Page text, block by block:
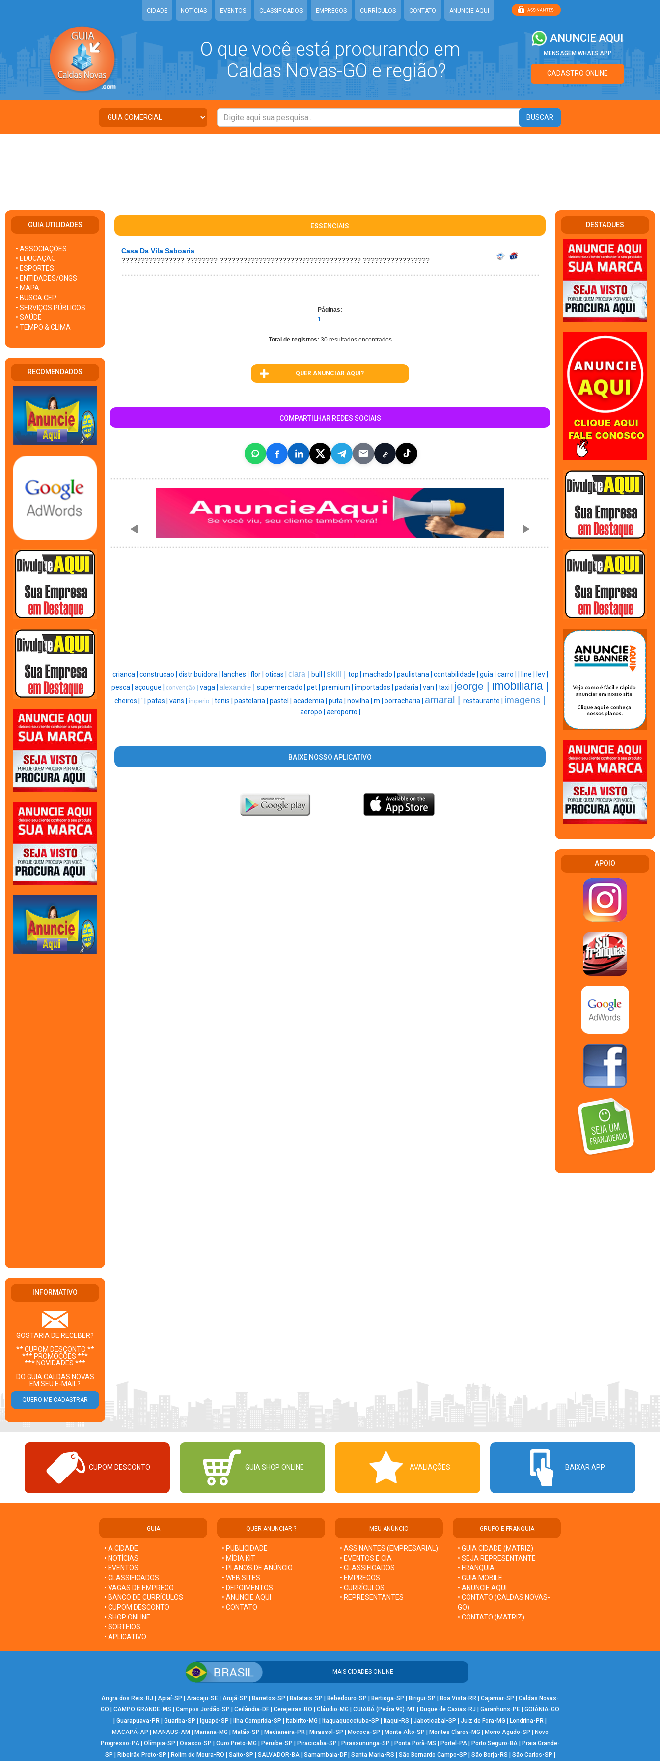
CIDADE NOTÍCIAS EVENTOS CLASSIFICADOS EMPREGOS CURRÍCULOS CONTATO ANUNCIE AQUI
O que você está procurando em
Caldas Novas-GO e região?
ANUNCIE AQUI
MENSAGEM WHATS APP
CADASTRO ONLINE
GUIA UTILIDADES
• ASSOCIAÇÕES
• EDUCAÇÃO
• ESPORTES
• ENTIDADES/ONGS
• MAPA
• BUSCA CEP
• SERVIÇOS PÚBLICOS
• SAÚDE
• TEMPO & CLIMA
RECOMENDADOS
INFORMATIVO
GOSTARIA DE RECEBER?
** CUPOM DESCONTO **
*** PROMOÇÕES ***
*** NOVIDADES ***
DO GUIA CALDAS NOVAS
EM SEU E-MAIL?
ESSENCIAIS
Casa Da Vila Saboaria
???????????????? ???????? ???????????????????????????????????? ?????????????????
Páginas:
1
Total de registros: 30 resultados encontrados
QUER ANUNCIAR AQUI?
COMPARTILHAR REDES SOCIAIS
crianca | construcao | distribuidora | lanches | flor | oticas | clara | bull | skill | top | machado | paulistana | contabilidade | guia | carro | line |
lev |
pesca | açougue | convenção | vaga | alexandre | supermercado | pet | premium | importados | padaria | van | taxi | jeorge | imobiliaria |
cheiros | ' | patas | vans | imperio | tenis | pastelaria | pastel | academia | puta | novilha | m | borracharia | amaral | restaurante | imagens |
aeropo | aeroporto |
BAIXE NOSSO APLICATIVO
DESTAQUES
APOIO
CUPOM DESCONTO GUIA SHOP ONLINE AVALIAÇÕES BAIXAR APP
GUIA
• A CIDADE
• NOTÍCIAS
• EVENTOS
• CLASSIFICADOS
• VAGAS DE EMPREGO
• BANCO DE CURRÍCULOS
• CUPOM DESCONTO
• SHOP ONLINE
• SORTEIOS
• APLICATIVO
QUER ANUNCIAR ?
• PUBLICIDADE
• MÍDIA KIT
• PLANOS DE ANÚNCIO
• WEB SITES
• DEPOIMENTOS
• ANUNCIE AQUI
• CONTATO
MEU ANÚNCIO
• ASSINANTES (EMPRESARIAL)
• EVENTOS E CIA
• CLASSIFICADOS
• EMPREGOS
• CURRÍCULOS
• REPRESENTANTES
GRUPO E FRANQUIA
• GUIA CIDADE (MATRIZ)
• SEJA REPRESENTANTE
• FRANQUIA
• GUIA MOBILE
• ANUNCIE AQUI
• CONTATO (CALDAS NOVAS-
GO)
• CONTATO (MATRIZ)
MAIS CIDADES ONLINE
Angra dos Reis-RJ | Apiaí-SP | Aracaju-SE | Arujá-SP | Barretos-SP | Batatais-SP | Bebedouro-SP | Bertioga-SP | Birigui-SP | Boa Vista-RR | Cajamar-SP | Caldas Novas-
GO | CAMPO GRANDE-MS | Campos Jordão-SP | Ceilândia-DF | Cerejeiras-RO | Cláudio-MG | CUIABÁ (Pedra 90)-MT | Duque de Caxias-RJ | Garanhuns-PE | GOIÂNIA-GO
| Guarapuava-PR | Guariba-SP | Iguapé-SP | Ilha Comprida-SP | Itabirito-MG | Itaquaquecetuba-SP | Itaqui-RS | Jaboticabal-SP | Juiz de Fora-MG | Londrina-PR |
MACAPÁ-AP | MANAUS-AM | Mariana-MG | Matão-SP | Medianeira-PR | Mirassol-SP | Mococa-SP | Monte Alto-SP | Montes Claros-MG | Morro Agudo-SP | Novo
Progresso-PA| Olímpia-SP | Osasco-SP | Ouro Preto-MG | Peruíbe-SP | Piracicaba-SP | Pirassununga-SP | Ponta Porã-MS | Portel-PA| Porto Seguro-BA| Praia Grande-
SP | Ribeirão Preto-SP | Rolim de Moura-RO | Salto-SP | SALVADOR-BA| Samambaia-DF| Santa Maria-RS | São Bernardo Campo-SP | São Borja-RS | São Carlos-SP |